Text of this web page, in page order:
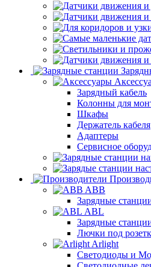
Зарядный кабель
Колонны для
Шкафы
Держатель кабеля
Адаптеры
Сервисное
ABB
Зарядные
ABL
Зарядные
Лючки под
Arlight
Светодиоды и